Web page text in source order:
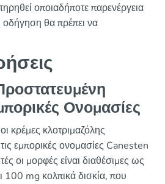
οποιαδήποτε παρενέργεια
θα πρέπει να
Ονομασίες
κρέμες κλοτριμαζόλης
εμπορικές ονομασίες Canesten
οι μορφές είναι διαθέσιμες ως
100 mg κολπικά δισκία, που